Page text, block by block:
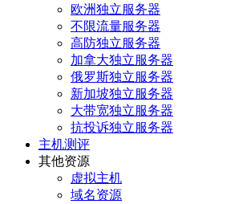
欧洲独立服务器
不限流量服务器
高防独立服务器
加拿大独立服务器
俄罗斯独立服务器
新加坡独立服务器
大带宽独立服务器
抗投诉独立服务器
主机测评
其他资源
虚拟主机
域名资源